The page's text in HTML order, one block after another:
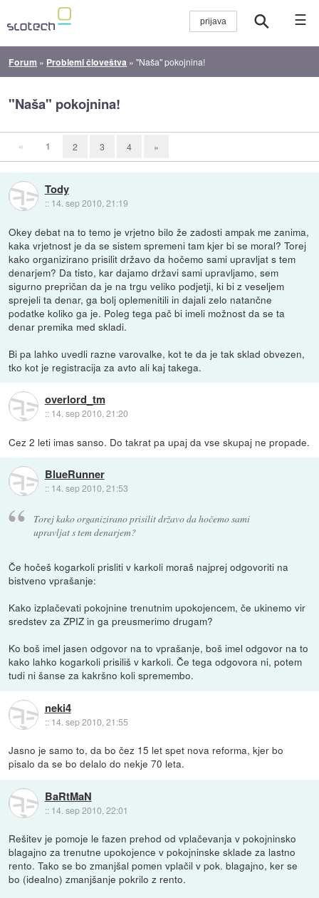
☰
Forum » Problemi človeštva »"Naša" pokojnina!
"Naša" pokojnina!
« 1 2 3 4 »
Tody
:: 14. sep 2010, 21:19
Okey debat na to temo je vrjetno bilo že zadosti ampak me zanima,
kaka vrjetnost je da se sistem spremeni tam kjer bi se moral? Torej
kako organizirano prisilit državo da hočemo sami upravljat s tem
denarjem? Da tisto, kar dajamo državi sami upravljamo, sem
sigurno prepričan da je na trgu veliko podjetji, ki bi z veseljem
sprejeli ta denar, ga bolj oplemenitili in dajali zelo natančne
podatke koliko ga je. Poleg tega pač bi imeli možnost da se ta
denar premika med skladi.
Bi pa lahko uvedli razne varovalke, kot te da je tak sklad obvezen,
tko kot je registracija za avto ali kaj takega.
overlord_tm
:: 14. sep 2010, 21:20
Cez 2 leti imas sanso. Do takrat pa upaj da vse skupaj ne propade.
BlueRunner
:: 14. sep 2010, 21:53
Torej kako organizirano prisilit državo da hočemo sami
upravljat s tem denarjem?
Če hočeš kogarkoli prisliti v karkoli moraš najprej odgovoriti na
bistveno vprašanje:
Kako izplačevati pokojnine trenutnim upokojencem, če ukinemo vir
sredstev za ZPIZ in ga preusmerimo drugam?
Ko boš imel jasen odgovor na to vprašanje, boš imel odgovor na to
kako lahko kogarkoli prisiliš v karkoli. Če tega odgovora ni, potem
tudi ni šanse za kakršno koli spremembo.
neki4
:: 14. sep 2010, 21:55
Jasno je samo to, da bo čez 15 let spet nova reforma, kjer bo
pisalo da se bo delalo do nekje 70 leta.
BaRtMaN
:: 14. sep 2010, 22:01
Rešitev je pomoje le fazen prehod od vplačevanja v pokojninsko
blagajno za trenutne upokojence v pokojninske sklade za lastno
rento. Tako se bo zmanjšal pomen vplačil v pok. blagajno, ker se
bo (idealno) zmanjšanje pokrilo z rento.